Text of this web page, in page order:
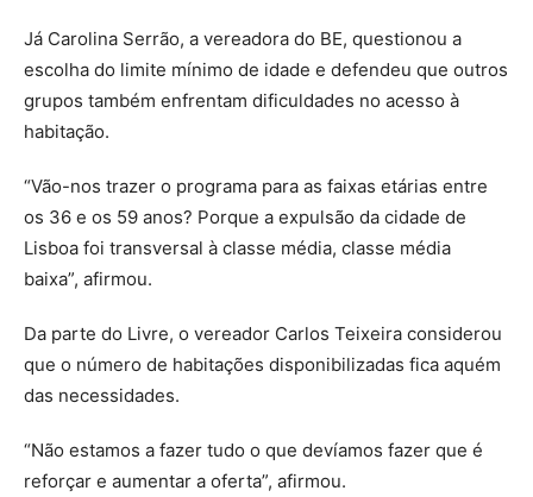
Já Carolina Serrão, a vereadora do BE, questionou a
escolha do limite mínimo de idade e defendeu que outros
grupos também enfrentam dificuldades no acesso à
habitação.
“Vão-nos trazer o programa para as faixas etárias entre
os 36 e os 59 anos? Porque a expulsão da cidade de
Lisboa foi transversal à classe média, classe média
baixa”, afirmou.
Da parte do Livre, o vereador Carlos Teixeira considerou
que o número de habitações disponibilizadas fica aquém
das necessidades.
“Não estamos a fazer tudo o que devíamos fazer que é
reforçar e aumentar a oferta”, afirmou.